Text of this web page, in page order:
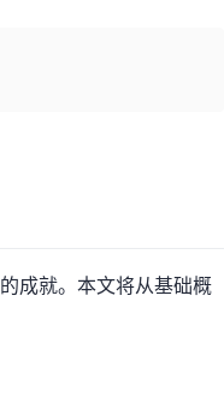
成就。本文将从基础概